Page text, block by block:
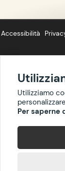
Accessibilità
risorse. I contenuti
Utilizziamo
Per saperne